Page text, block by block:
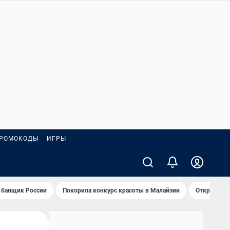
ИГРЫ
России Покорила конкурс красоты в Малайзии Открыл